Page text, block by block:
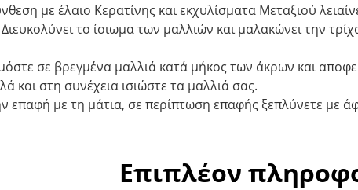
με έλαιο Κερατίνης και εκχυλίσματα Μεταξιού
το ίσιωμα των μαλλιών και μαλακώνει την
σε βρεγμένα μαλλιά κατά μήκος των άκρων και
και στη συνέχεια ισιώστε τα μαλλιά σας.
επαφή με τη μάτια, σε περίπτωση επαφής ξεπλύνετε με
Επιπλέον